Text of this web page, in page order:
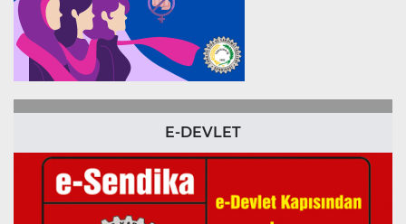
E-DEVLET